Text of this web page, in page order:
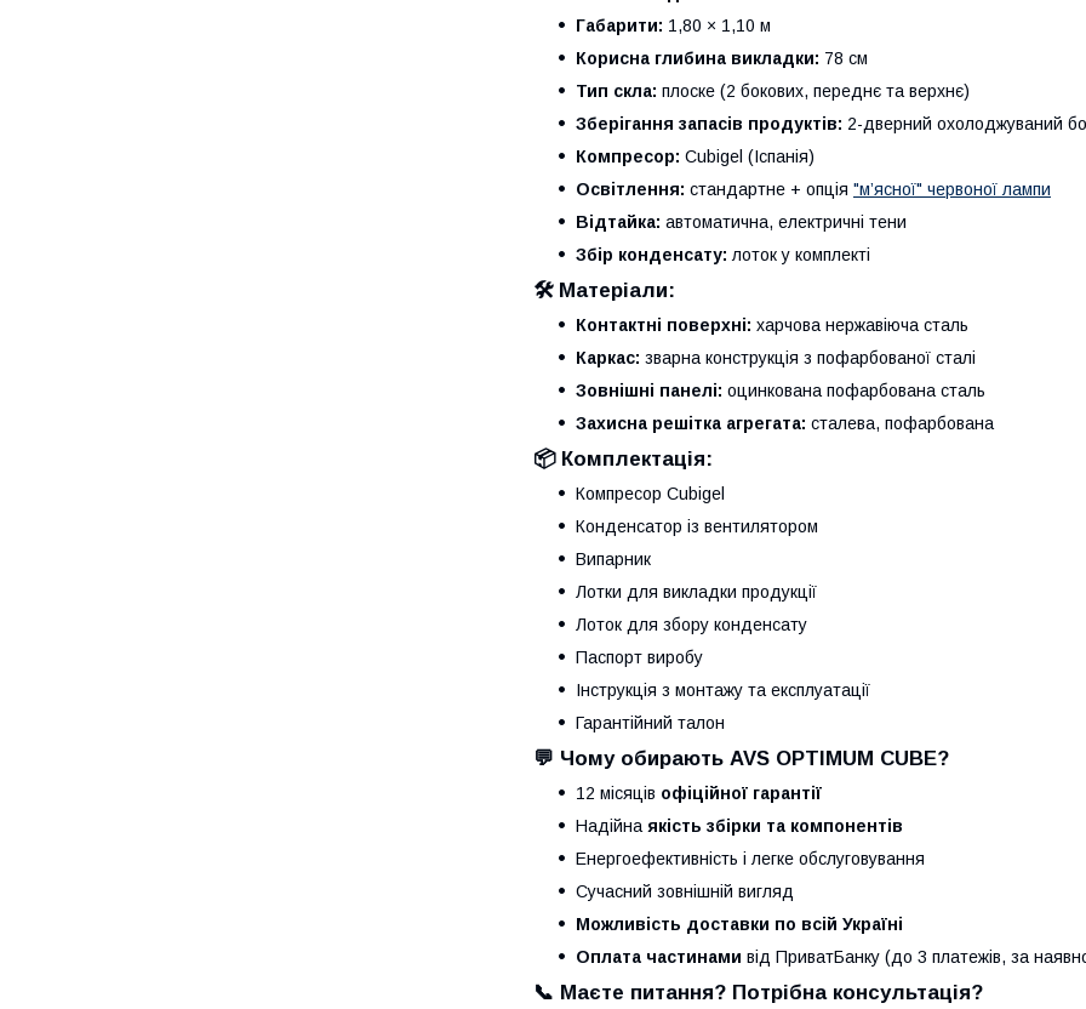
Габарити: 1,80 × 1,10 м
Корисна глибина викладки: 78 см
Тип скла: плоске (2 бокових, переднє та верхнє)
Зберігання запасів продуктів: 2-дверний охолоджуваний
Компресор: Cubigel (Іспанія)
Освітлення: стандартне + опція "м’ясної" червоної лампи
Відтайка: автоматична, електричні тени
Збір конденсату: лоток у комплекті
🛠️ Матеріали:
Контактні поверхні: харчова нержавіюча сталь
Каркас: зварна конструкція з пофарбованої сталі
Зовнішні панелі: оцинкована пофарбована сталь
Захисна решітка агрегата: сталева, пофарбована
📦 Комплектація:
Компресор Cubigel
Конденсатор із вентилятором
Випарник
Лотки для викладки продукції
Лоток для збору конденсату
Паспорт виробу
Інструкція з монтажу та експлуатації
Гарантійний талон
💬 Чому обирають AVS OPTIMUM CUBE?
12 місяців офіційної гарантії
Надійнаякість збірки та компонентів
Енергоефективність і легке обслуговування
Сучасний зовнішній вигляд
Можливість доставки по всій Україні
Оплата частинами від ПриватБанку (до 3 платежів, за
📞 Маєте питання? Потрібна консультація?